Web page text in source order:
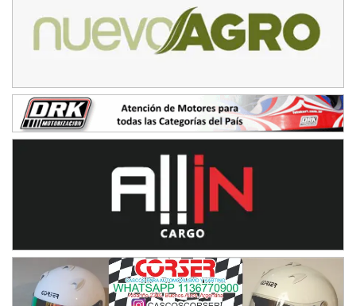
Ciudad de Trenque Lauquen (Asfalto)
ENTRERRIANO - F6 (POSTERGADA)
Parque de la Velocidad (Asfalto)
Villaguay (Entre Ríos)
CSK - F7
Juventud Unida (Tierra)